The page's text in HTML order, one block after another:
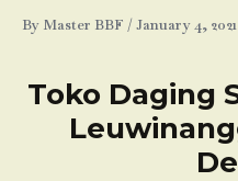
By Master BBF /January 4, 2021
Toko Daging